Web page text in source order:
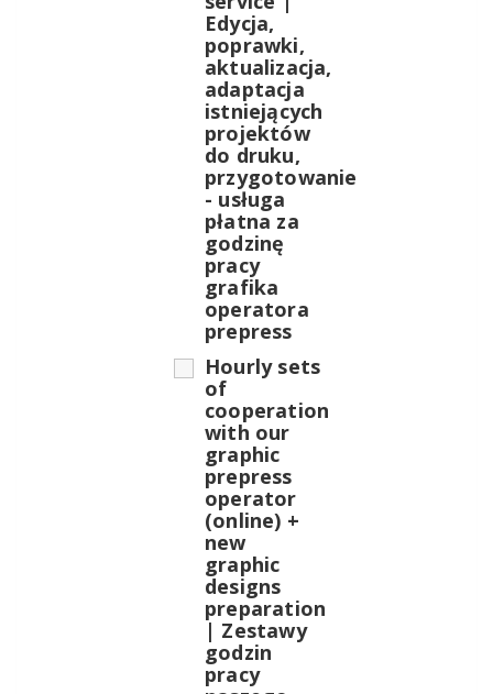
Edycja,
poprawki,
aktualizacja,
adaptacja
istniejących
projektów
do druku,
przygotowanie
- usługa
płatna za
godzinę
pracy
grafika
operatora
prepress
Hourly sets
of
cooperation
with our
graphic
prepress
operator
(online) +
new
graphic
designs
preparation
| Zestawy
godzin
pracy